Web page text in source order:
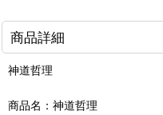
商品詳細
神道哲理
商品名：神道哲理